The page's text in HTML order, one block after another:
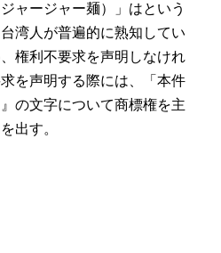
ャージャー麺）」はという
湾人が普遍的に熟知してい
権利不要求を声明しなけれ
を声明する際には、「本件
の文字について商標権を主
出す。